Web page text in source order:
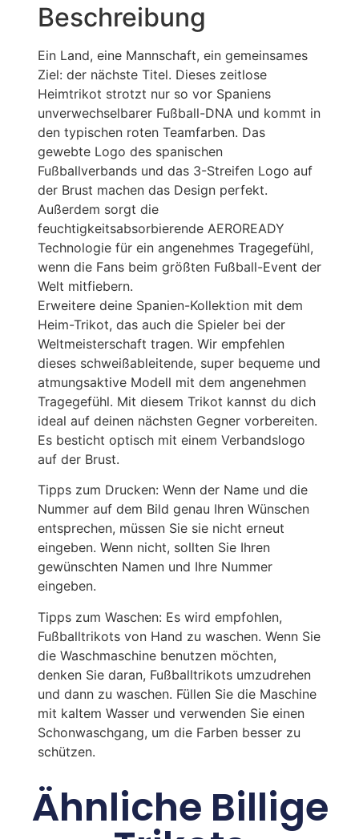
Beschreibung
Ein Land, eine Mannschaft, ein gemeinsames
Ziel: der nächste Titel. Dieses zeitlose
Heimtrikot strotzt nur so vor Spaniens
unverwechselbarer Fußball-DNA und kommt in
den typischen roten Teamfarben. Das
gewebte Logo des spanischen
Fußballverbands und das 3-Streifen Logo auf
der Brust machen das Design perfekt.
Außerdem sorgt die
feuchtigkeitsabsorbierende AEROREADY
Technologie für ein angenehmes Tragegefühl,
wenn die Fans beim größten Fußball-Event der
Welt mitfiebern.
Erweitere deine Spanien-Kollektion mit dem
Heim-Trikot, das auch die Spieler bei der
Weltmeisterschaft tragen. Wir empfehlen
dieses schweißableitende, super bequeme und
atmungsaktive Modell mit dem angenehmen
Tragegefühl. Mit diesem Trikot kannst du dich
ideal auf deinen nächsten Gegner vorbereiten.
Es besticht optisch mit einem Verbandslogo
auf der Brust.
Tipps zum Drucken: Wenn der Name und die
Nummer auf dem Bild genau Ihren Wünschen
entsprechen, müssen Sie sie nicht erneut
eingeben. Wenn nicht, sollten Sie Ihren
gewünschten Namen und Ihre Nummer
eingeben.
Tipps zum Waschen: Es wird empfohlen,
Fußballtrikots von Hand zu waschen. Wenn Sie
die Waschmaschine benutzen möchten,
denken Sie daran, Fußballtrikots umzudrehen
und dann zu waschen. Füllen Sie die Maschine
mit kaltem Wasser und verwenden Sie einen
Schonwaschgang, um die Farben besser zu
schützen.
Ähnliche Billige